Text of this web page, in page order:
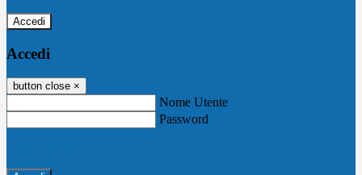
Accedi
Accedi
button close ×
Nome Utente
Password